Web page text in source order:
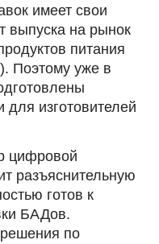
имеет свои
выпуска на рынок
питания
Поэтому уже в
для изготовителей
цифровой
разъяснительную
готов к
БАДов.
по